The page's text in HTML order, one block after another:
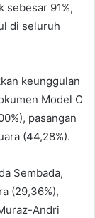
sebesar 91%,
di seluruh
keunggulan
Model C
pasangan
(44,28%).
Sembada,
(29,36%),
Andri